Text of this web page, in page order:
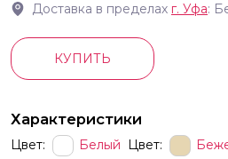
Доставка в пределах г. Уфа:
КУПИТЬ
Характеристики
Цвет: Белый Цвет: